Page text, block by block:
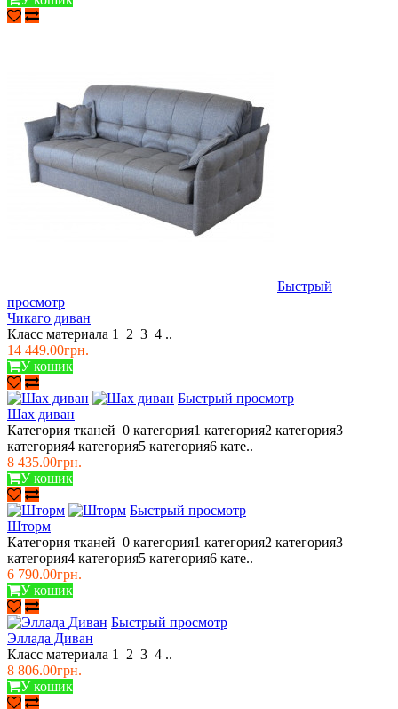
Быстрый
просмотр
Чикаго диван
Класс материала 1 2 3 4 ..
14 449.00грн.
У кошик
Быстрый просмотр
Шах диван
Категория тканей 0 категория1 категория2 категория3
категория4 категория5 категория6 кате..
8 435.00грн.
У кошик
Быстрый просмотр
Шторм
Категория тканей 0 категория1 категория2 категория3
категория4 категория5 категория6 кате..
6 790.00грн.
У кошик
Быстрый просмотр
Эллада Диван
Класс материала 1 2 3 4 ..
8 806.00грн.
У кошик